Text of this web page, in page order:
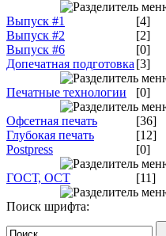
Выпуск #1
[4]
Выпуск #2
[2]
Выпуск #6
[0]
Допечатная подготовка [3]
Печатные технологии [0]
Офсетная печать
[36]
Глубокая печать
[12]
Postpress
[0]
ГОСТ, ОСТ [11]
Поиск шрифта: